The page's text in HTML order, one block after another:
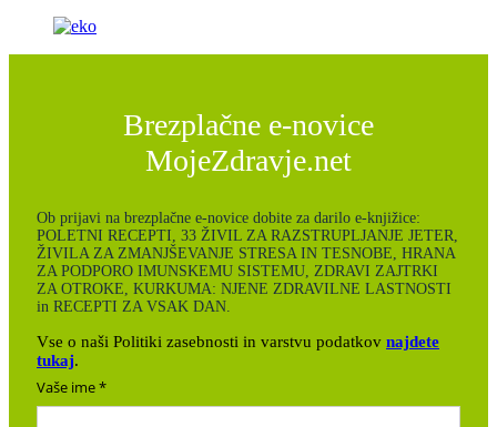
Brezplačne e-novice
MojeZdravje.net
Ob prijavi na brezplačne e-novice dobite za darilo e-knjižice:
POLETNI RECEPTI, 33 ŽIVIL ZA RAZSTRUPLJANJE JETER,
ŽIVILA ZA ZMANJŠEVANJE STRESA IN TESNOBE, HRANA
ZA PODPORO IMUNSKEMU SISTEMU, ZDRAVI ZAJTRKI
ZA OTROKE, KURKUMA: NJENE ZDRAVILNE LASTNOSTI
in RECEPTI ZA VSAK DAN.
Vse o naši Politiki zasebnosti in varstvu podatkov najdete
tukaj.
Vaše ime